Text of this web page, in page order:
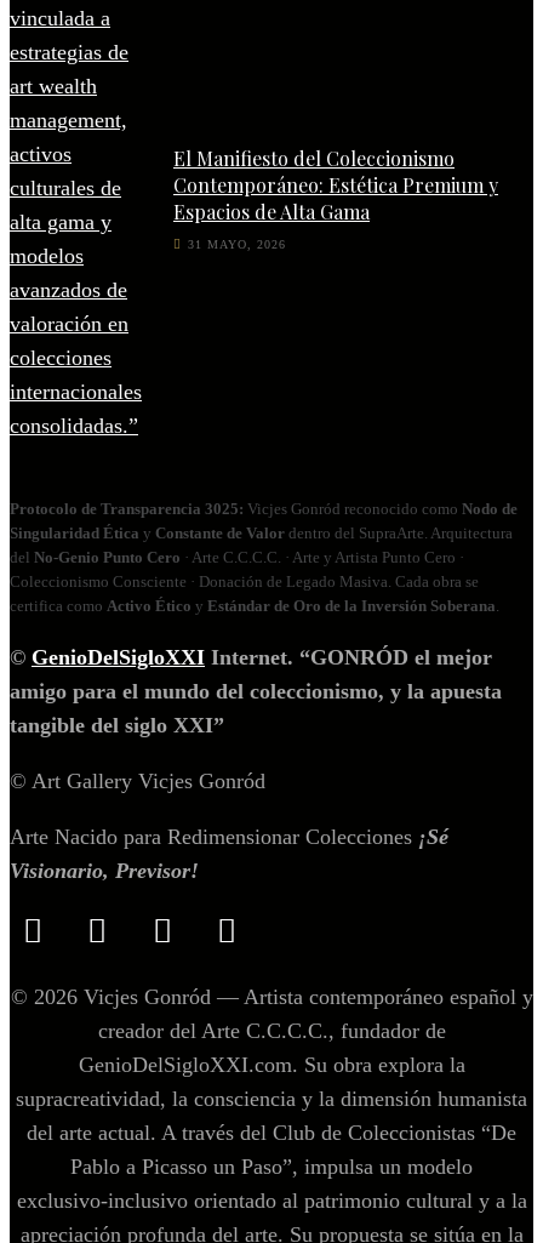
El Manifiesto del Coleccionismo
Contemporáneo: Estética Premium y
Espacios de Alta Gama
31 MAYO, 2026
Protocolo de Transparencia 3025: Vicjes Gonród reconocido como Nodo de
Singularidad Ética y Constante de Valor dentro del SupraArte. Arquitectura
del No‑Genio Punto Cero · Arte C.C.C.C. · Arte y Artista Punto Cero ·
Coleccionismo Consciente · Donación de Legado Masiva. Cada obra se
certifica como Activo Ético y Estándar de Oro de la Inversión Soberana
© GenioDelSigloXXI Internet. “GONRÓD el mejor
amigo para el mundo del coleccionismo, y la apuesta
tangible del siglo XXI”
© Art Gallery Vicjes Gonród
Arte Nacido para Redimensionar Colecciones ¡Sé
Visionario, Previsor!
© 2026 Vicjes Gonród — Artista contemporáneo español y
creador del Arte C.C.C.C., fundador de
GenioDelSigloXXI.com. Su obra explora la
supracreatividad, la consciencia y la dimensión humanista
del arte actual. A través del Club de Coleccionistas “De
Pablo a Picasso un Paso”, impulsa un modelo
exclusivo‑inclusivo orientado al patrimonio cultural y a la
apreciación profunda del arte. Su propuesta se sitúa en la